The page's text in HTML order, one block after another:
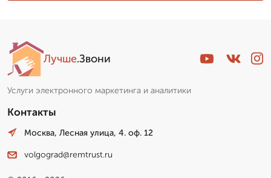
Лучше.Звони
Услуги электронного маркетинга и аналитики
Контакты
Москва, Лесная улица, 4. оф. 12
volgograd@remtrust.ru